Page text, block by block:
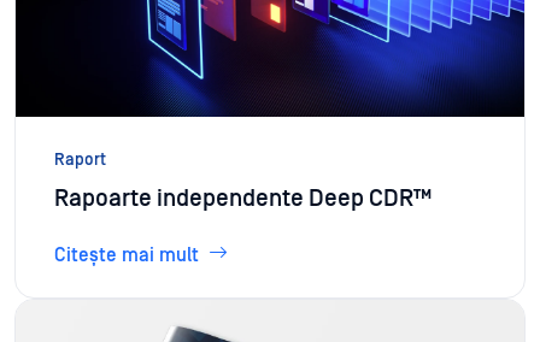
Raport
Rapoarte independente Deep CDR™
Citește mai mult